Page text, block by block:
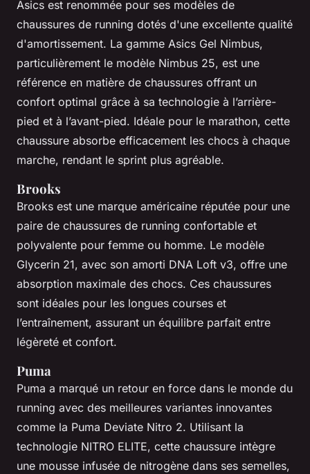
Asics est renommée pour ses modèles de
chaussures de running dotés d'une excellente qualité
d'amortissement. La gamme Asics Gel Nimbus,
particulièrement le modèle Nimbus 25, est une
référence en matière de chaussures offrant un
confort optimal grâce à sa technologie à l’arrière-
pied et à l’avant-pied. Idéale pour le marathon, cette
chaussure absorbe efficacement les chocs à chaque
marche, rendant le sprint plus agréable.
Brooks
Brooks est une marque américaine réputée pour une
paire de chaussures de running confortable et
polyvalente pour femme ou homme. Le modèle
Glycerin 21, avec son amorti DNA Loft v3, offre une
absorption maximale des chocs. Ces chaussures
sont idéales pour les longues courses et
l’entraînement, assurant un équilibre parfait entre
légèreté et confort.
Puma
Puma a marqué un retour en force dans le monde du
running avec des meilleures variantes innovantes
comme la Puma Deviate Nitro 2. Utilisant la
technologie NITRO ELITE, cette chaussure intègre
une mousse infusée de nitrogène dans ses semelles,